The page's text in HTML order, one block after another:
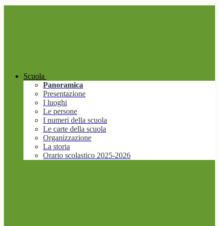
Scuola
Panoramica
Presentazione
I luoghi
Le persone
I numeri della scuola
Le carte della scuola
Organizzazione
La storia
Orario scolastico 2025-2026